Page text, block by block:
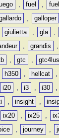
, fuel ,
, galloper
giulietta , gla ,
, grandis ,
, gtc ,
h350 , hellcat ,
i20 , i3 , i30 ,
, insight ,
ix20 , ix25 ,
, journey ,